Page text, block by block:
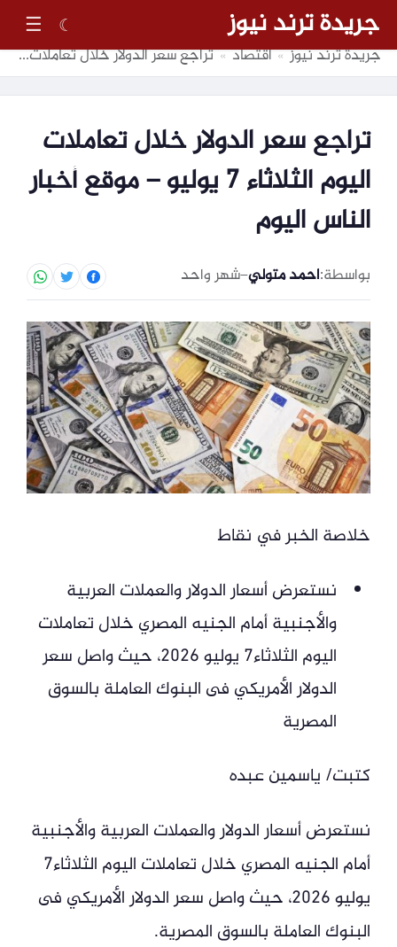
جريدة ترند نيوز ☾
☰
جريدة ترند نيوز » اقتصاد » تراجع سعر الدولار خلال تعاملات اليوم الثلاثاء 7 يوليو – موقع أخبار الناس اليوم
تراجع سعر الدولار خلال تعاملات
اليوم الثلاثاء 7 يوليو – موقع أخبار
الناس اليوم
بواسطة:احمد متولي–شهر واحد
خلاصة الخبر في نقاط
نستعرض أسعار الدولار والعملات العربية
والأجنبية أمام الجنيه المصري خلال تعاملات
اليوم الثلاثاء7 يوليو 2026، حيث واصل سعر
الدولار الأمريكي فى البنوك العاملة بالسوق
المصرية
كتبت/ ياسمين عبده
نستعرض أسعار الدولار والعملات العربية والأجنبية
أمام الجنيه المصري خلال تعاملات اليوم الثلاثاء7
يوليو 2026، حيث واصل سعر الدولار الأمريكي فى
البنوك العاملة بالسوق المصرية.